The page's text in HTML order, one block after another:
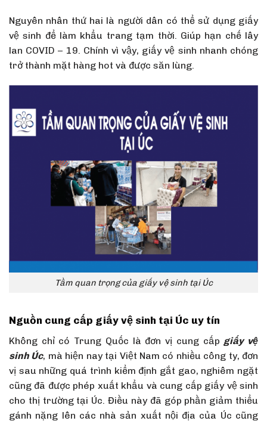
Nguyên nhân thứ hai là người dân có thể sử dụng giấy
vệ sinh để làm khẩu trang tạm thời. Giúp hạn chế lây
lan COVID – 19. Chính vì vậy, giấy vệ sinh nhanh chóng
trở thành mặt hàng hot và được săn lùng.
Tầm quan trọng của giấy vệ sinh tại Úc
Nguồn cung cấp giấy vệ sinh tại Úc uy tín
Không chỉ có Trung Quốc là đơn vị cung cấp giấy vệ
sinh Úc, mà hiện nay tại Việt Nam có nhiều công ty, đơn
vị sau những quá trình kiểm định gắt gao, nghiêm ngặt
cũng đã được phép xuất khẩu và cung cấp giấy vệ sinh
cho thị trường tại Úc. Điều này đã góp phần giảm thiểu
gánh nặng lên các nhà sản xuất nội địa của Úc cũng